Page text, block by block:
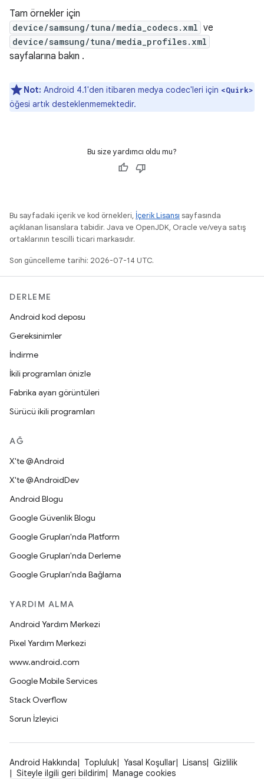
Tam örnekler için
device/samsung/tuna/media_codecs.xml ve
device/samsung/tuna/media_profiles.xml
sayfalarına bakın .
Not: Android 4.1'den itibaren medya codec'leri için <Quirk>
öğesi artık desteklenmemektedir.
Bu size yardımcı oldu mu?
Bu sayfadaki içerik ve kod örnekleri, İçerik Lisansı sayfasında
açıklanan lisanslara tabidir. Java ve OpenJDK, Oracle ve/veya satış
ortaklarının tescilli ticari markasıdır.
Son güncelleme tarihi: 2026-07-14 UTC.
DERLEME
Android kod deposu
Gereksinimler
İndirme
İkili programları önizle
Fabrika ayarı görüntüleri
Sürücü ikili programları
AĞ
X'te @Android
X'te @AndroidDev
Android Blogu
Google Güvenlik Blogu
Google Grupları'nda Platform
Google Grupları'nda Derleme
Google Grupları'nda Bağlama
YARDIM ALMA
Android Yardım Merkezi
Pixel Yardım Merkezi
www.android.com
Google Mobile Services
Stack Overflow
Sorun İzleyici
Android Hakkında Topluluk Yasal Koşullar Lisans
Gizlilik
Siteyle ilgili geri bildirim
Manage cookies